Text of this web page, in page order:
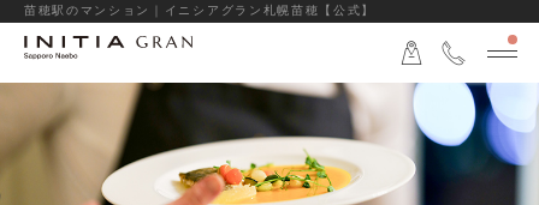
苗穂駅のマンション｜イニシアグラン札幌苗穂【公式】